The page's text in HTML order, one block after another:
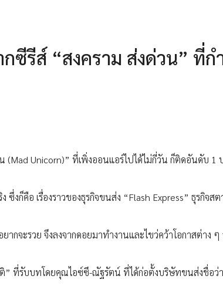
ซีรีส์ “สงคราม ส่งด่วน” ที่ก
(Mad Unicorn)” ที่เพิ่งออนแอร์ไปได้ไม่กี่วัน ก็ติดอันดับ 1
ซึ่งก็คือ เรื่องราวของธุรกิจขนส่ง “Flash Express” ธุรกิจส
จะรวย จึงลงจากดอยมาทำงานและไขว่คว้าโอกาสต่าง ๆ
ติ” ที่รับบทโดยคุณไอซ์ซึ-ณัฐรัตน์ ที่ได้ก่อตั้งบริษัทขนส่งชื่อว่า